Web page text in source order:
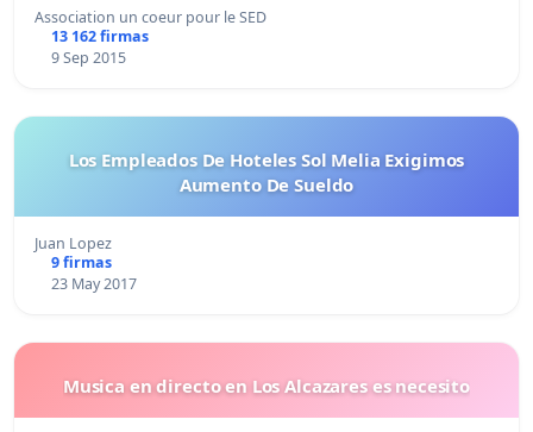
Association un coeur pour le SED
13 162 firmas
9 Sep 2015
Los Empleados De Hoteles Sol Melia Exigimos
Aumento De Sueldo
Juan Lopez
9 firmas
23 May 2017
Musica en directo en Los Alcazares es necesito